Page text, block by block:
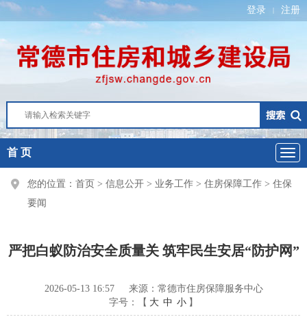
登录 | 注册
首 页
您的位置： 首页 > 信息公开 > 业务工作 > 住房保障工作 > 住保
要闻
严把白蚁防治安全质量关 筑牢民生安居“防护网”
2026-05-13 16:57
来源：常德市住房保障服务中心
字号：【 大 中 小 】